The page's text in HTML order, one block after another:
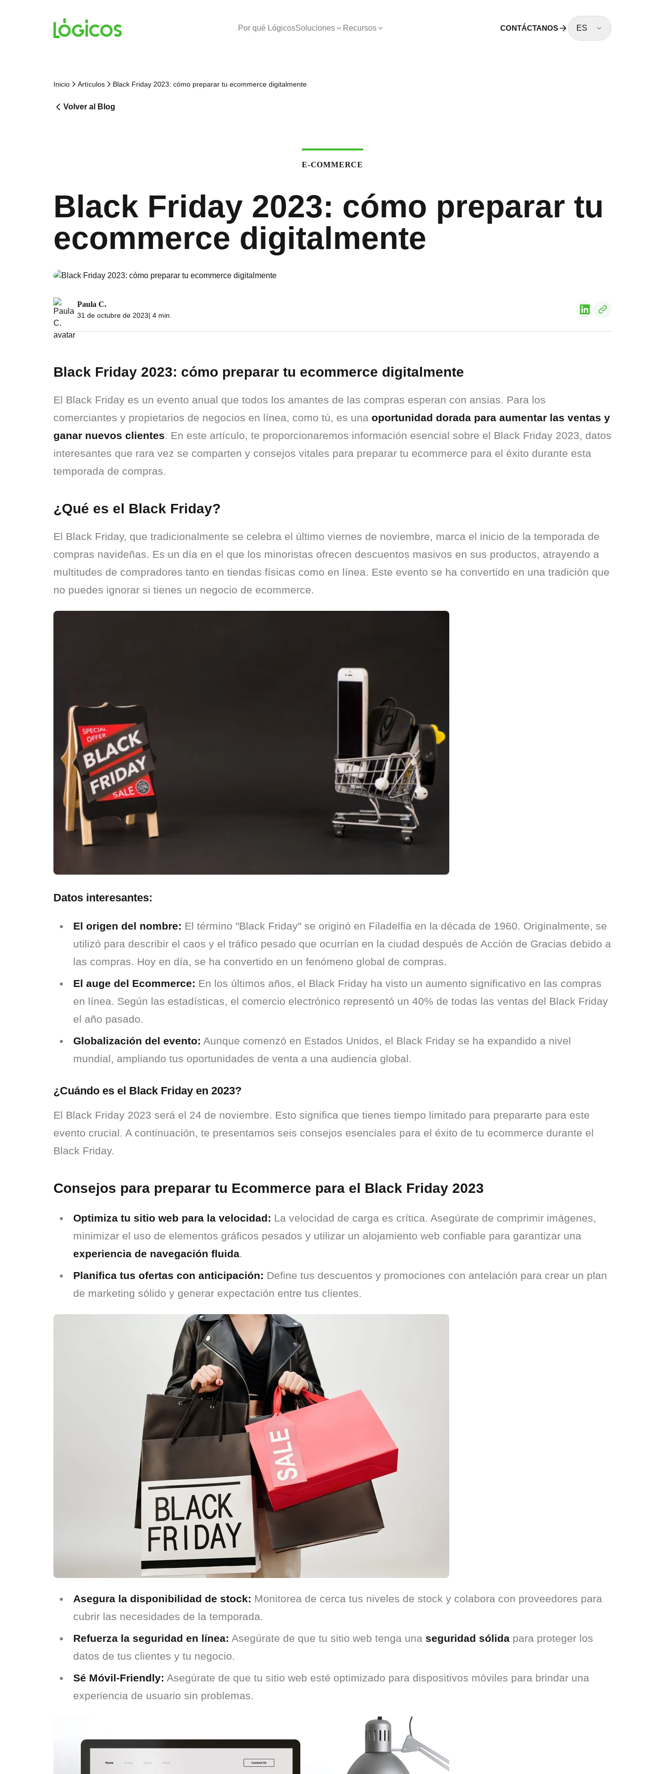
Por qué LógicosSoluciones Recursos CONTÁCTANOS ES
Inicio Artículos Black Friday 2023: cómo preparar tu ecommerce digitalmente
Volver al Blog
E-COMMERCE
Black Friday 2023: cómo preparar tu
ecommerce digitalmente
Paula C.
31 de octubre de 2023| 4 min.
Black Friday 2023: cómo preparar tu ecommerce digitalmente
El Black Friday es un evento anual que todos los amantes de las compras esperan con ansias. Para los
comerciantes y propietarios de negocios en línea, como tú, es una oportunidad dorada para aumentar las ventas y
ganar nuevos clientes. En este artículo, te proporcionaremos información esencial sobre el Black Friday 2023, datos
interesantes que rara vez se comparten y consejos vitales para preparar tu ecommerce para el éxito durante esta
temporada de compras.
¿Qué es el Black Friday?
El Black Friday, que tradicionalmente se celebra el último viernes de noviembre, marca el inicio de la temporada de
compras navideñas. Es un día en el que los minoristas ofrecen descuentos masivos en sus productos, atrayendo a
multitudes de compradores tanto en tiendas físicas como en línea. Este evento se ha convertido en una tradición que
no puedes ignorar si tienes un negocio de ecommerce.
Datos interesantes:
El origen del nombre: El término "Black Friday" se originó en Filadelfia en la década de 1960. Originalmente, se
utilizó para describir el caos y el tráfico pesado que ocurrían en la ciudad después de Acción de Gracias debido a
las compras. Hoy en día, se ha convertido en un fenómeno global de compras.
El auge del Ecommerce: En los últimos años, el Black Friday ha visto un aumento significativo en las compras
en línea. Según las estadísticas, el comercio electrónico representó un 40% de todas las ventas del Black Friday
el año pasado.
Globalización del evento: Aunque comenzó en Estados Unidos, el Black Friday se ha expandido a nivel
mundial, ampliando tus oportunidades de venta a una audiencia global.
¿Cuándo es el Black Friday en 2023?
El Black Friday 2023 será el 24 de noviembre. Esto significa que tienes tiempo limitado para prepararte para este
evento crucial. A continuación, te presentamos seis consejos esenciales para el éxito de tu ecommerce durante el
Black Friday.
Consejos para preparar tu Ecommerce para el Black Friday 2023
Optimiza tu sitio web para la velocidad: La velocidad de carga es crítica. Asegúrate de comprimir imágenes,
minimizar el uso de elementos gráficos pesados y utilizar un alojamiento web confiable para garantizar una
experiencia de navegación fluida.
Planifica tus ofertas con anticipación: Define tus descuentos y promociones con antelación para crear un plan
de marketing sólido y generar expectación entre tus clientes.
Asegura la disponibilidad de stock: Monitorea de cerca tus niveles de stock y colabora con proveedores para
cubrir las necesidades de la temporada.
Refuerza la seguridad en línea: Asegúrate de que tu sitio web tenga una seguridad sólida para proteger los
datos de tus clientes y tu negocio.
Sé Móvil-Friendly: Asegúrate de que tu sitio web esté optimizado para dispositivos móviles para brindar una
experiencia de usuario sin problemas.